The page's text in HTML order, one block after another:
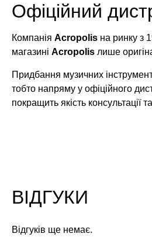
Офіційний
Компанія Acropolis на ринку з
магазині Acropolis лише
Придбання музичних
тобто напряму у офіційного
покращить якість
ВІДГУКИ
Відгуків ще немає.